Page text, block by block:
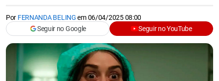
Por FERNANDA BELINGem06/04/2025 08:00
Seguir no Google
Seguir no YouTube